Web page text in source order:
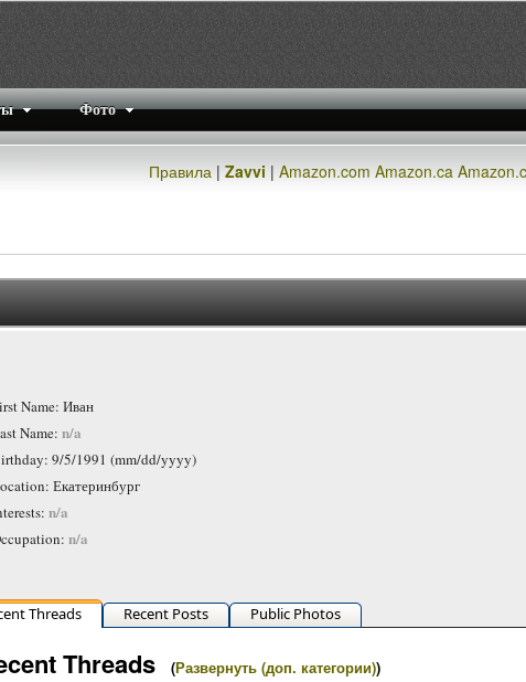
Фото
Правила |Zavvi |Amazon.com Amazon.ca
Name: Иван
Name: n/a
9/5/1991 (mm/dd/yyyy)
Екатеринбург
n/a
n/a
Threads Recent Posts Public Photos
Threads (Развернуть (доп. категории))